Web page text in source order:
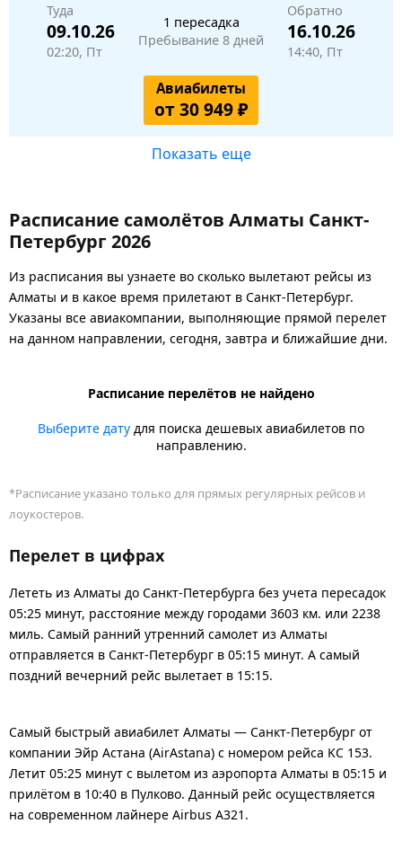
Туда
09.10.26
02:20, Пт
1 пересадка
Пребывание 8 дней
Обратно
16.10.26
14:40, Пт
Авиабилеты
от 30 949 ₽
Показать еще
Расписание самолётов Алматы Санкт-
Петербург 2026
Из расписания вы узнаете во сколько вылетают рейсы из
Алматы и в какое время прилетают в Санкт-Петербург.
Указаны все авиакомпании, выполняющие прямой перелет
на данном направлении, сегодня, завтра и ближайшие дни.
Расписание перелётов не найдено
Выберите дату для поиска дешевых авиабилетов по
направлению.
*Расписание указано только для прямых регулярных рейсов и
лоукостеров.
Перелет в цифрах
Лететь из Алматы до Санкт-Петербурга без учета пересадок
05:25 минут, расстояние между городами 3603 км. или 2238
миль. Самый ранний утренний самолет из Алматы
отправляется в Санкт-Петербург в 05:15 минут. А самый
поздний вечерний рейс вылетает в 15:15.
Самый быстрый авиабилет Алматы — Санкт-Петербург от
компании Эйр Астана (AirAstana) с номером рейса KC 153.
Летит 05:25 минут с вылетом из аэропорта Алматы в 05:15 и
прилётом в 10:40 в Пулково. Данный рейс осуществляется
на современном лайнере Airbus A321.